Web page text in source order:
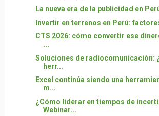
La nueva era de la publicidad en
Invertir en terrenos en Perú:
CTS 2026: cómo convertir ese
...
Soluciones de radiocomunicación:
herr...
Excel continúa siendo una
m...
¿Cómo liderar en tiempos de
Webinar...